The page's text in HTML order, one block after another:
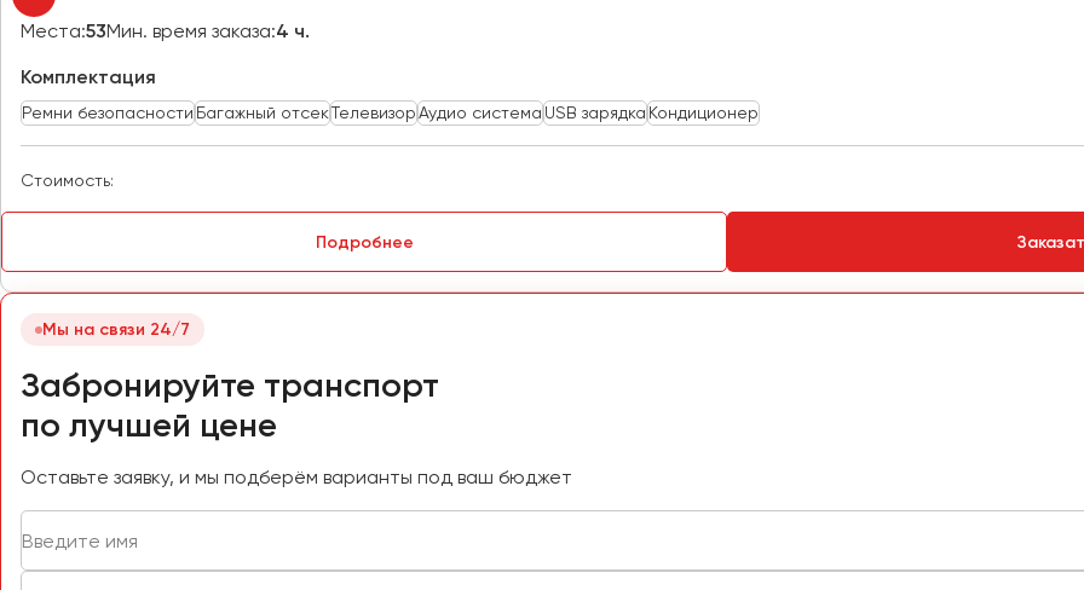
Места:53Мин. время заказа:4 ч.
Комплектация
Ремни безопасности Багажный отсекТелевизорАудио система USB зарядка Кондиционер
Стоимость:
Подробнее
Мы на связи 24/7
Забронируйте транспорт
по лучшей цене
Оставьте заявку, и мы подберём варианты под ваш бюджет
Петрозаводск
Псков
Ростов-на-Дону
Рязань
Саранск
Симферополь
Смоленск
Ставрополь